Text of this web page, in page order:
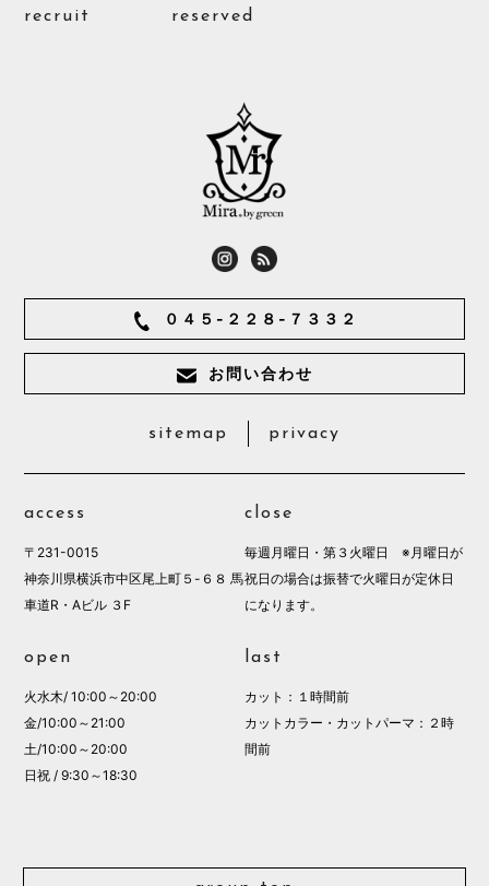
recruit
reserved
０４５-２２８-７３３２
お問い合わせ
sitemap privacy
access
〒231-0015
神奈川県横浜市中区尾上町５-６８ 馬
車道R・Aビル ３F
close
毎週月曜日・第３火曜日 ※月曜日が
祝日の場合は振替で火曜日が定休日
になります。
open
火水木/ 10:00～20:00
金/10:00～21:00
土/10:00～20:00
日祝 / 9:30～18:30
last
カット：１時間前
カットカラー・カットパーマ：２時
間前